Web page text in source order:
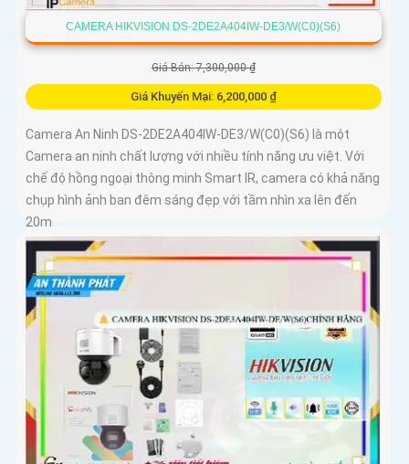
CAMERA HIKVISION DS-2DE2A404IW-DE3/W(C0)(S6)
Giá Bán: 7,300,000 ₫
Giá Khuyến Mại: 6,200,000 ₫
Camera An Ninh DS-2DE2A404IW-DE3/W(C0)(S6) là một
Camera an ninh chất lượng với nhiều tính năng ưu việt. Với
chế độ hồng ngoại thông minh Smart IR, camera có khả năng
chụp hình ảnh ban đêm sáng đẹp với tầm nhìn xa lên đến
20m